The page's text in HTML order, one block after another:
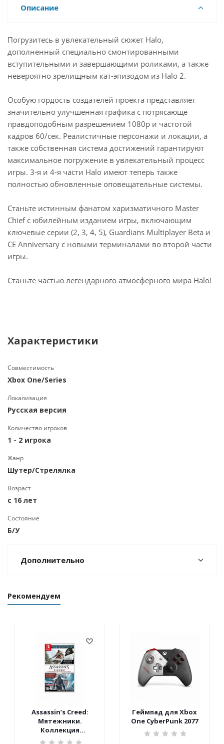
Описание
Погрузитесь в увлекательный сюжет Нalo,
дополненный специально смонтированными
вступительными и завершающими роликами, а также
невероятно зрелищным кат-эпизодом из Нalo 2.
Особую гордость создателей проекта представляет
значительно улучшенная графика с потрясающе
правдоподобным разрешением 1080р и частотой
кадров 60/сек. Реалистичные персонажи и локации, а
также собственная система достижений гарантируют
максимальное погружение в увлекательный процесс
игры. 3-я и 4-я части Halo имеют теперь также
полностью обновленные оповещательные системы.
Станьте истинным фанатом харизматичного Master
Chief с юбилейным изданием игры, включающим
ключевые серии (2, 3, 4, 5), Guardians Multiplayer Beta и
CE Anniversary с новыми терминалами во второй части
игры.
Станьте частью легендарного атмосферного мира Нalo!
Характеристики
Совместимость
Xbox One/Series
Локализация
Русская версия
Количество игроков
1 - 2 игрока
Жанр
Шутер/Стрелялка
Возраст
с 16 лет
Состояние
Б/У
Дополнительно
Рекомендуем
Assassin’s Creed:
Мятежники.
Коллекция
(Nintendo Switch)
Геймпад для Xbox
One CyberPunk 2077